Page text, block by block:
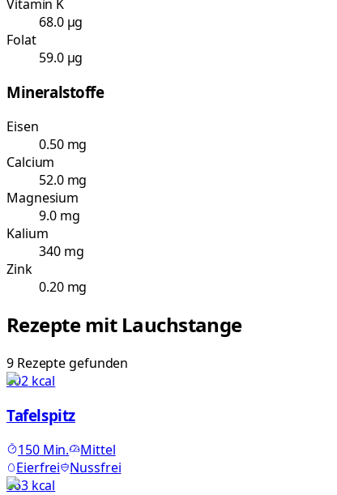
Vitamin K
68.0 µg
Folat
59.0 µg
Mineralstoffe
Eisen
0.50 mg
Calcium
52.0 mg
Magnesium
9.0 mg
Kalium
340 mg
Zink
0.20 mg
Rezepte mit Lauchstange
9 Rezeptegefunden
602kcal
Tafelspitz
150Min.
Mittel
Eierfrei
Nussfrei
663kcal